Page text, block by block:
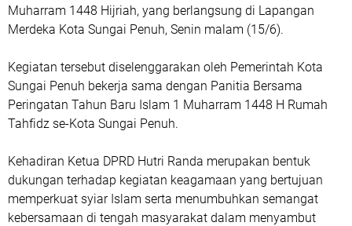
Muharram 1448 Hijriah, yang berlangsung di Lapangan
Merdeka Kota Sungai Penuh, Senin malam (15/6).
Kegiatan tersebut diselenggarakan oleh Pemerintah Kota
Sungai Penuh bekerja sama dengan Panitia Bersama
Peringatan Tahun Baru Islam 1 Muharram 1448 H Rumah
Tahfidz se-Kota Sungai Penuh.
Kehadiran Ketua DPRD Hutri Randa merupakan bentuk
dukungan terhadap kegiatan keagamaan yang bertujuan
memperkuat syiar Islam serta menumbuhkan semangat
kebersamaan di tengah masyarakat dalam menyambut